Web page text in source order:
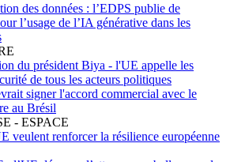
des données : l’EDPS publie de
l’usage de l’IA générative dans les
du président Biya - l'UE appelle les
de tous les acteurs politiques
signer l'accord commercial avec le
au Brésil
- ESPACE
veulent renforcer la résilience européenne